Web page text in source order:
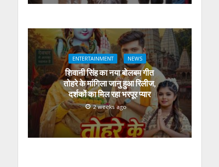
ENTERTAINMENT NEWS
शिवानी सिंह का नया बोलबम गीत
तोहरे के मांगिला जानु हुआ रिलीज,
दर्शकों का मिल रहा भरपूर प्यार
2 weeks ago